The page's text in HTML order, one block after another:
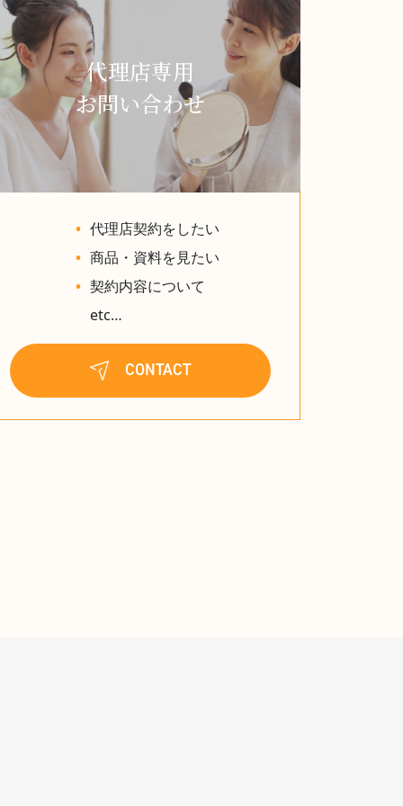
代理店専用
お問い合わせ
代理店契約をしたい
商品・資料を見たい
契約内容について
etc…
CONTACT